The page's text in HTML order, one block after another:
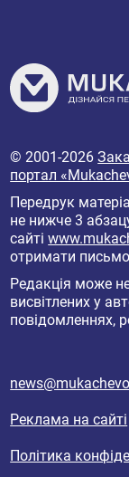
© 2001-2026
портал
Передрук
не нижче 3
сайті
отримати
Редакція може
висвітлених у
повідомленнях,
Реклама на сайті
Політика